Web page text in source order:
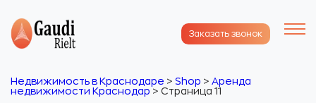
Заказать звонок
Недвижимость в Краснодаре > Shop > Аренда
недвижимости Краснодар > Страница 11